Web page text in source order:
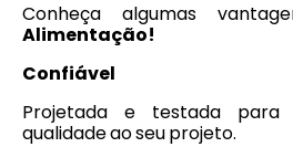
Conheça algumas
Alimentação!
Confiável
Projetada e testada
qualidade ao seu projeto.